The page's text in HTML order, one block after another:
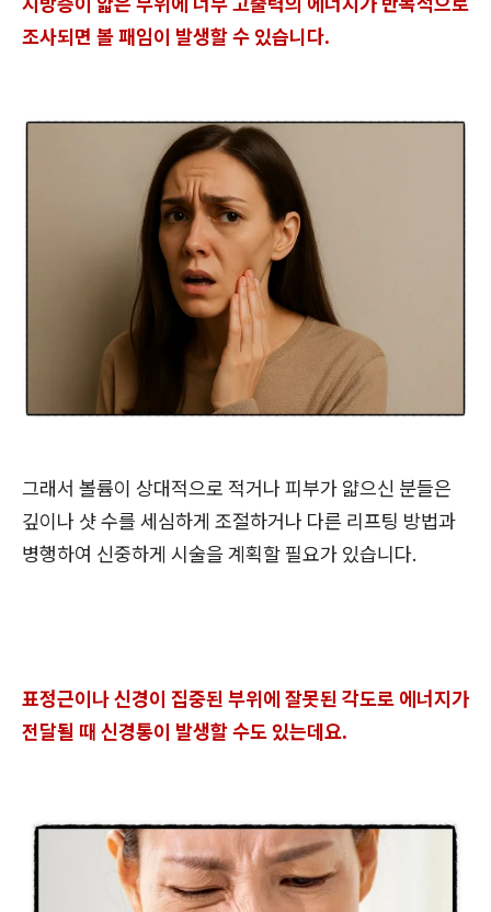
조사되면 볼 패임이 발생할 수 있습니다.
그래서 볼륨이 상대적으로 적거나 피부가 얇으신 분들은
깊이나 샷 수를 세심하게 조절하거나 다른 리프팅 방법과
병행하여 신중하게 시술을 계획할 필요가 있습니다.
표정근이나 신경이 집중된 부위에 잘못된 각도로 에너지가
전달될 때 신경통이 발생할 수도 있는데요.